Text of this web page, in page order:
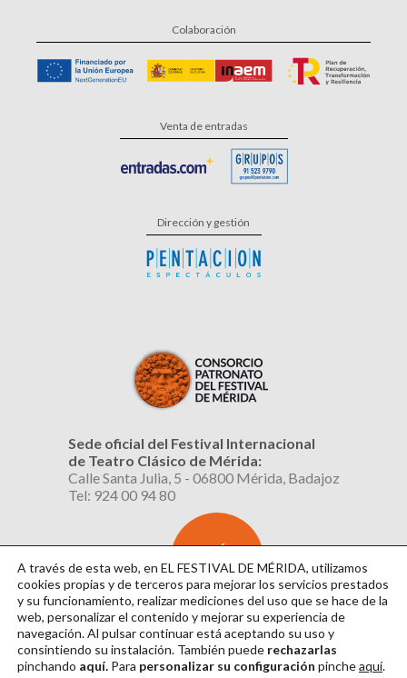
Colaboración
Venta de entradas
Dirección y gestión
Sede oficial del Festival Internacional
de Teatro Clásico de Mérida:
Calle Santa Julia, 5 - 06800 Mérida, Badajoz
Tel: 924 00 94 80
SUSCRÍBETE
AL BOLETÍN
A través de esta web, en EL FESTIVAL DE MÉRIDA, utilizamos
cookies propias y de terceros para mejorar los servicios prestados
y su funcionamiento, realizar mediciones del uso que se hace de la
web, personalizar el contenido y mejorar su experiencia de
navegación. Al pulsar continuarestá aceptando su uso y
consintiendo su instalación. También puede rechazarlas
pinchando aquí. Para personalizar su configuración pincheaquí.